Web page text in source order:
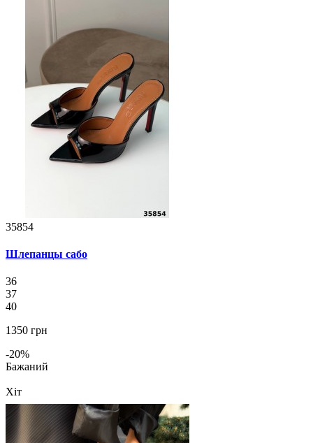
35854
Шлепанцы сабо
36
37
40
1350 грн
-20%
Бажаний
Хіт